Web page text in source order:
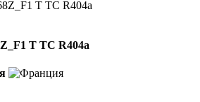
T TC R404a